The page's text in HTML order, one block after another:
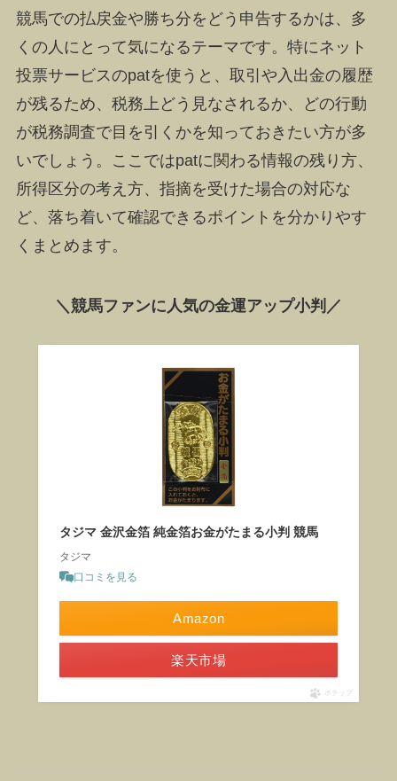
競馬での払戻金や勝ち分をどう申告するかは、多
くの人にとって気になるテーマです。特にネット
投票サービスのpatを使うと、取引や入出金の履歴
が残るため、税務上どう見なされるか、どの行動
が税務調査で目を引くかを知っておきたい方が多
いでしょう。ここではpatに関わる情報の残り方、
所得区分の考え方、指摘を受けた場合の対応な
ど、落ち着いて確認できるポイントを分かりやす
くまとめます。
＼競馬ファンに人気の金運アップ小判／
タジマ 金沢金箔 純金箔お金がたまる小判 競馬
タジマ
口コミを見る
Amazon
楽天市場
ポチップ